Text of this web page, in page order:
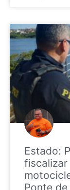
Estado:
fiscalizar
Ponte